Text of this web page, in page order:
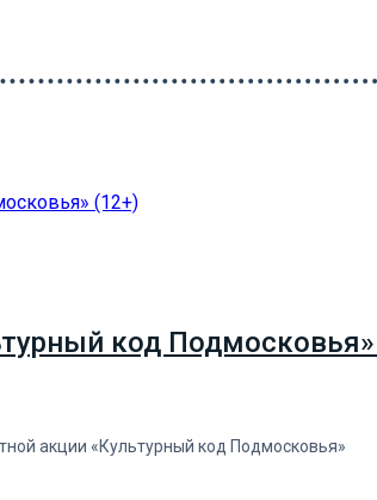
код
акции «Культурный код Подмосковья»